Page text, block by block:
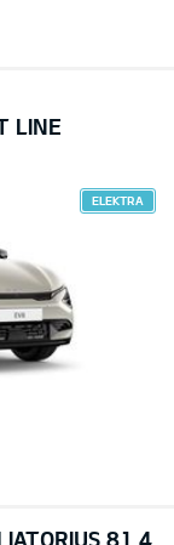
LINE
ELEKTRA
81,4